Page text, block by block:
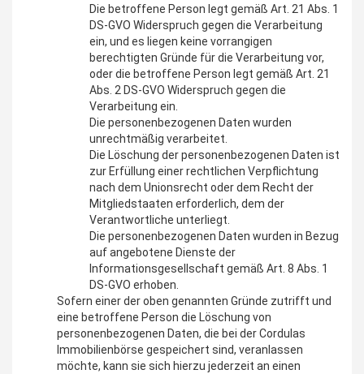
Die betroffene Person legt gemäß Art. 21 Abs. 1
DS-GVO Widerspruch gegen die Verarbeitung
ein, und es liegen keine vorrangigen
berechtigten Gründe für die Verarbeitung vor,
oder die betroffene Person legt gemäß Art. 21
Abs. 2 DS-GVO Widerspruch gegen die
Verarbeitung ein.
Die personenbezogenen Daten wurden
unrechtmäßig verarbeitet.
Die Löschung der personenbezogenen Daten ist
zur Erfüllung einer rechtlichen Verpflichtung
nach dem Unionsrecht oder dem Recht der
Mitgliedstaaten erforderlich, dem der
Verantwortliche unterliegt.
Die personenbezogenen Daten wurden in Bezug
auf angebotene Dienste der
Informationsgesellschaft gemäß Art. 8 Abs. 1
DS-GVO erhoben.
Sofern einer der oben genannten Gründe zutrifft und
eine betroffene Person die Löschung von
personenbezogenen Daten, die bei der Cordulas
Immobilienbörse gespeichert sind, veranlassen
möchte, kann sie sich hierzu jederzeit an einen